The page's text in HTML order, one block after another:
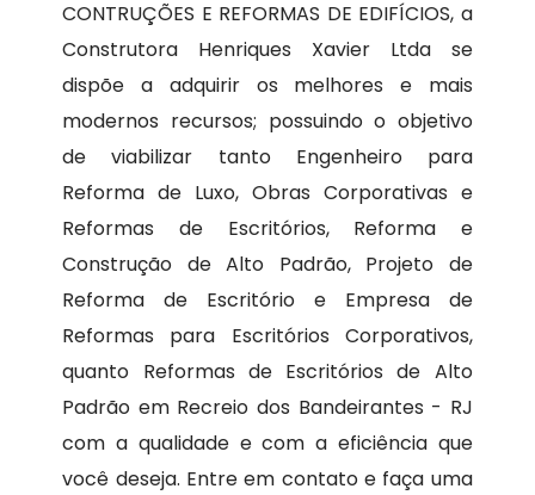
CONTRUÇÕES E REFORMAS DE EDIFÍCIOS, a
Construtora Henriques Xavier Ltda se
dispõe a adquirir os melhores e mais
modernos recursos; possuindo o objetivo
de viabilizar tanto Engenheiro para
Reforma de Luxo, Obras Corporativas e
Reformas de Escritórios, Reforma e
Construção de Alto Padrão, Projeto de
Reforma de Escritório e Empresa de
Reformas para Escritórios Corporativos,
quanto Reformas de Escritórios de Alto
Padrão em Recreio dos Bandeirantes - RJ
com a qualidade e com a eficiência que
você deseja. Entre em contato e faça uma